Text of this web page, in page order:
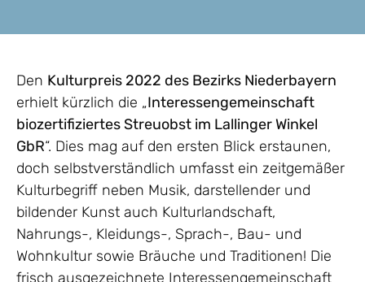
Den Kulturpreis 2022 des Bezirks Niederbayern
erhielt kürzlich die „Interessengemeinschaft
biozertifiziertes Streuobst im Lallinger Winkel
GbR“. Dies mag auf den ersten Blick erstaunen,
doch selbstverständlich umfasst ein zeitgemäßer
Kulturbegriff neben Musik, darstellender und
bildender Kunst auch Kulturlandschaft,
Nahrungs-, Kleidungs-, Sprach-, Bau- und
Wohnkultur sowie Bräuche und Traditionen! Die
frisch ausgezeichnete Interessengemeinschaft